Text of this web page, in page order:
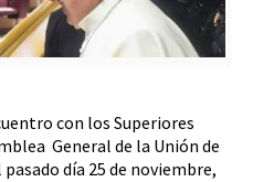
con los Superiores
General de la Unión de
día 25 de noviembre,